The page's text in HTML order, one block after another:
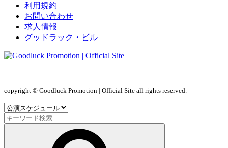
利用規約
お問い合わせ
求人情報
グッドラック・ビル
copyright © Goodluck Promotion | Official Site all rights reserved.